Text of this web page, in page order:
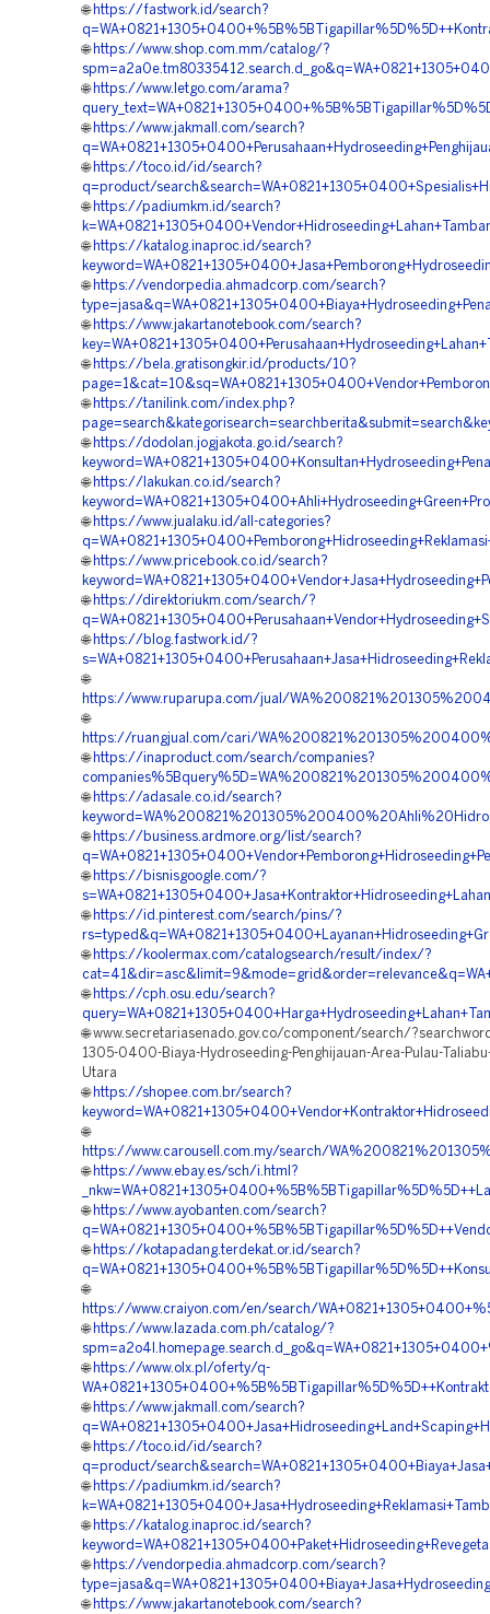
🌐 https://fastwork.id/search?
🌐 https://www.shop.com.mm/catalog/?
🌐 https://www.letgo.com/arama?
🌐 https://www.jakmall.com/search?
🌐 https://toco.id/id/search?
q=product/
🌐 https://padiumkm.id/search?
🌐 https://katalog.inaproc.id/search?
🌐 https://vendorpedia.ahmadcorp.com/search?
🌐 https://www.jakartanotebook.com/search?
🌐 https://bela.gratisongkir.id/products/10?
🌐 https://tanilink.com/index.php?
🌐 https://dodolan.jogjakota.go.id/search?
🌐 https://lakukan.co.id/search?
🌐 https://www.jualaku.id/all-categories?
🌐 https://www.pricebook.co.id/search?
🌐 https://direktoriukm.com/search/?
🌐 https://blog.fastwork.id/?
🌐
https://www.ruparupa.com/jual/
🌐
https://ruangjual.com/cari/
🌐 https://inaproduct.com/search/companies?
🌐 https://adasale.co.id/search?
🌐 https://business.ardmore.org/list/search?
🌐 https://bisnisgoogle.com/?
🌐 https://id.pinterest.com/search/pins/?
🌐 https://koolermax.com/catalogsearch/result/index/?
🌐 https://cph.osu.edu/search?
🌐 www.secretariasenado.gov.co/component/search/
1305-0400-Biaya-Hydroseeding-Penghijauan-Area-Pulau-
Utara
🌐 https://shopee.com.br/search?
🌐
https://www.carousell.com.my/search/
🌐 https://www.ebay.es/sch/i.html?
🌐 https://www.ayobanten.com/search?
🌐 https://kotapadang.terdekat.or.id/search?
🌐
https://www.craiyon.com/en/search/
🌐 https://www.lazada.com.ph/catalog/?
🌐 https://www.olx.pl/oferty/q-
🌐 https://www.jakmall.com/search?
🌐 https://toco.id/id/search?
q=product/
🌐 https://padiumkm.id/search?
🌐 https://katalog.inaproc.id/search?
🌐 https://vendorpedia.ahmadcorp.com/search?
🌐 https://www.jakartanotebook.com/search?